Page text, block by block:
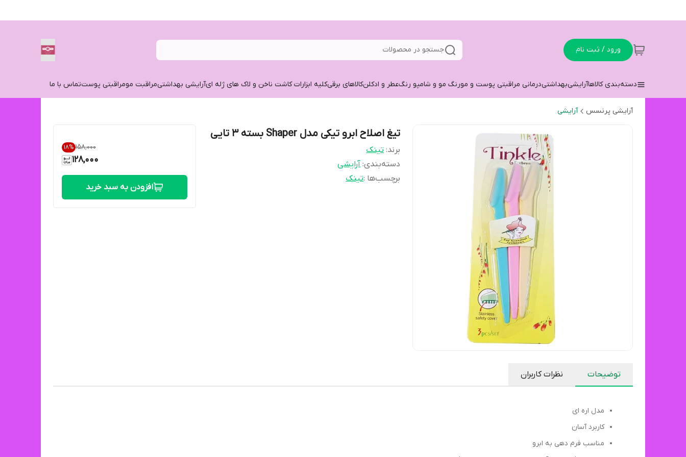
ورود / ثبت نام جستجو در محصولات
دسته‌بندی کالاهاآرایشیبهداشتیدرمانی مراقبتی پوست و مورنگ مو و شامپو رنگعطر و ادکلنکالاهای برقیکلیه ابزارات کاشت ناخن و لاک های ژله ایآرایشی بهداشتیمراقبت مومراقبتی پوستتماس با ما
آرایشی پرنسس آرایشی
تیغ اصلاح ابرو تیکی مدل Shaper بسته ۳ تایی
برند: تینک
دسته‌بندی:آرایشی
برچسب‌ها :تینک
۱۵۸٬۰۰۰ 18%
128,000
افزودن به سبد خرید
توضیحات نظرات کاربران
مدل اره ای
کاربرد آسان
مناسب فرم دهی به ابرو